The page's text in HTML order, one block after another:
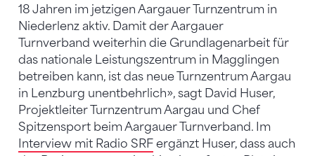
18 Jahren im jetzigen Aargauer Turnzentrum in
Niederlenz aktiv. Damit der Aargauer
Turnverband weiterhin die Grundlagenarbeit für
das nationale Leistungszentrum in Magglingen
betreiben kann, ist das neue Turnzentrum Aargau
in Lenzburg unentbehrlich», sagt David Huser,
Projektleiter Turnzentrum Aargau und Chef
Spitzensport beim Aargauer Turnverband. Im
Interview mit Radio SRF ergänzt Huser, dass auch